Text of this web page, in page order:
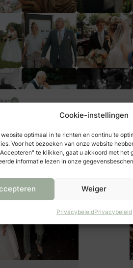
Cookie-instellingen
optimaal in te richten en continu te
Voor het bezoeken van onze website
te klikken, gaat u akkoord met het
informatie lezen in onze
Weiger
PrivacybeleidPrivacybeleid
Na 10 uur fotograferen nog steeds vol
teken: dit is precies waar mijn passie
fotografeer ik ook met veel liefde
shoots. Een vrouw zijn en leven
een manier die verder gaat dan
moment vastleggen, voorbij de
dit heel idyllisch, maar ik voel dit wel:
aanbieders